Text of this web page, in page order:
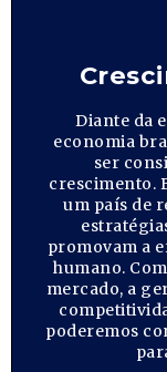
Diante da
economia
ser
crescimento.
um país de
promovam a
humano.
mercado, a
poderemos